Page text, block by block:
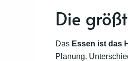
Die
Das Essen ist das
Planung.